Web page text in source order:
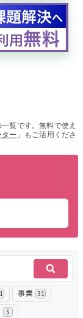
覧です。無料で使え
ー 」もご活用くださ
事業 31
5